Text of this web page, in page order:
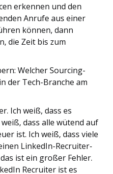
erkennen und den
Anrufe aus einer
können, dann
die Zeit bis zum
Welcher Sourcing-
der Tech-Branche am
Ich weiß, dass es
dass alle wütend auf
ist. Ich weiß, dass viele
LinkedIn-Recruiter-
ist ein großer Fehler.
Recruiter ist es